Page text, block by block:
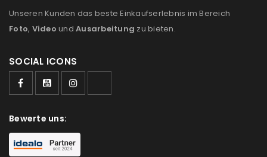
REGISTRIEREN
Ein Link zum Erstellen eines neuen Passworts wird an
NEWSLETTER ABONNIEREN
Unseren Kunden das beste Einkaufserlebnis im Bereich
Foto, Video und Ausarbeitung zu bieten.
SOCIAL ICONS
Bewerte uns: